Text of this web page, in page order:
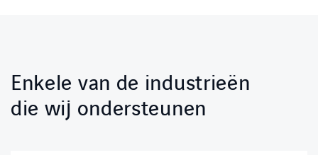
Enkele van de industrieën
die wij ondersteunen